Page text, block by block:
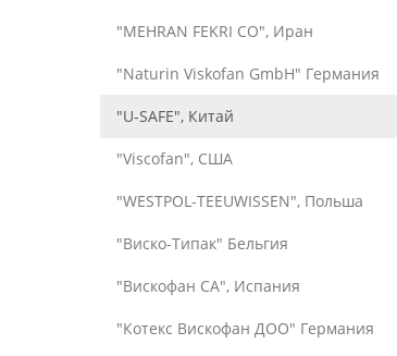
"MEHRAN FEKRI CO", Иран
"Naturin Viskofan GmbH" Германия
"U-SAFE", Китай
"Viscofan", США
"WESTPOL-TEEUWISSEN", Польша
"Виско-Типак" Бельгия
"Вискофан СА", Испания
"Котекс Вискофан ДОО" Германия